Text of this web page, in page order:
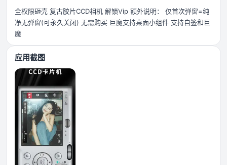
全权限砸壳 复古胶片CCD相机 解锁Vip 额外说明： 仅首次弹窗=纯
净无弹窗(可永久关闭) 无需购买 巨魔支持桌面小组件 支持自签和巨
魔
应用截图